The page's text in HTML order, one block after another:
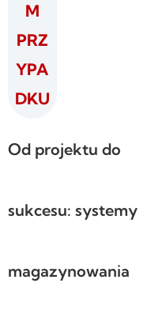
M
PRZ
YPA
DKU
Od projektu do
sukcesu: systemy
magazynowania